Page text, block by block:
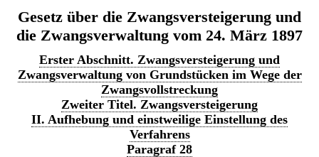
Gesetz über die Zwangsversteigerung und
die Zwangsverwaltung vom 24. März 1897
Erster Abschnitt. Zwangsversteigerung und
Zwangsverwaltung von Grundstücken im Wege der
Zwangsvollstreckung
Zweiter Titel. Zwangsversteigerung
II. Aufhebung und einstweilige Einstellung des
Verfahrens
Paragraf 28